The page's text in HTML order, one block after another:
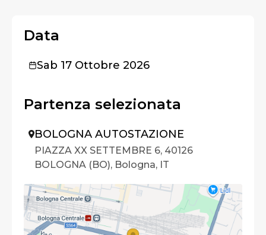
Data
Sab 17 Ottobre 2026
Partenza selezionata
BOLOGNA AUTOSTAZIONE
PIAZZA XX SETTEMBRE 6, 40126
BOLOGNA (BO), Bologna, IT